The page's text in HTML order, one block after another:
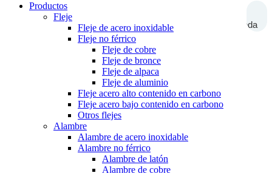
Búsqueda
Productos
Fleje
Fleje de acero inoxidable
Fleje no férrico
Fleje de cobre
Fleje de bronce
Fleje de alpaca
Fleje de aluminio
Fleje acero alto contenido en carbono
Fleje acero bajo contenido en carbono
Otros flejes
Alambre
Alambre de acero inoxidable
Alambre no férrico
Alambre de latón
Alambre de cobre